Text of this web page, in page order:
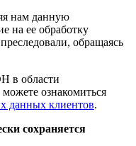
нам данную
на ее обработку
обращаясь
в области
ознакомиться
данных клиентов.
сохраняется